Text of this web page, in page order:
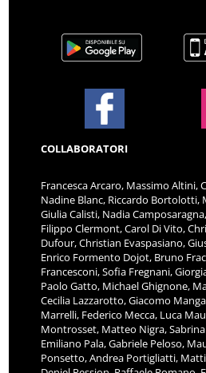
COLLABORATORI
Francesca Arcaro, Massimo Altini,
Nadine Blanc, Riccardo Bortolotti,
Giulia Calisti, Nadia
Filippo Clermont, Carol Di Vito,
Dufour, Christian Evaspasiano,
Enrico Formento Dojot, Bruno
Francesconi, Sofia Fregnani,
Paolo Gatto, Michael Ghignone,
Cecilia Lazzarotto, Giacomo
Marrelli, Federico Mecca, Luca
Montrosset, Matteo Nigra,
Emiliano Pala, Gabriele Peloso,
Ponsetto, Andrea Portigliatti,